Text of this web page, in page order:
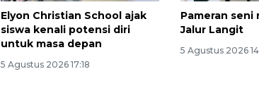
Elyon Christian School ajak
siswa kenali potensi diri
untuk masa depan
5 Agustus 2026 17:18
Pameran seni
Jalur Langit
5 Agustus 2026
7 Agustus 2026 21:12